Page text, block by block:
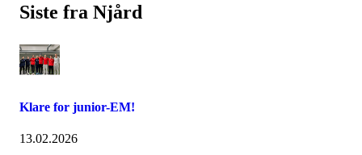
Siste fra Njård
Klare for junior-EM!
13.02.2026